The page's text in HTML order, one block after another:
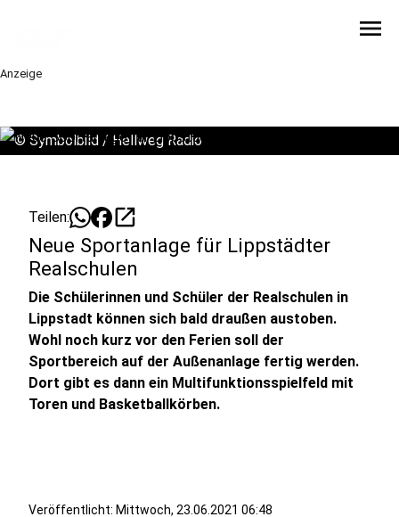
menu
Anzeige
© Symbolbild / Hellweg Radio
Teilen: open_in_new
Neue Sportanlage für Lippstädter
Realschulen
Die Schülerinnen und Schüler der Realschulen in
Lippstadt können sich bald draußen austoben.
Wohl noch kurz vor den Ferien soll der
Sportbereich auf der Außenanlage fertig werden.
Dort gibt es dann ein Multifunktionsspielfeld mit
Toren und Basketballkörben.
Veröffentlicht: Mittwoch, 23.06.2021 06:48